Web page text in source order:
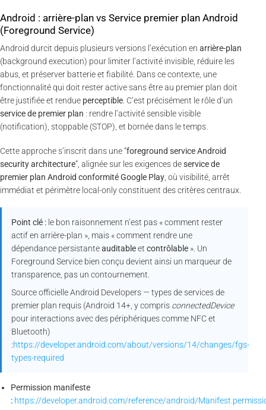
Android : arrière-plan vs Service premier plan Android
(Foreground Service)
Android durcit depuis plusieurs versions l’exécution en arrière-plan
(background execution) pour limiter l’activité invisible, réduire les
abus, et préserver batterie et fiabilité. Dans ce contexte, une
fonctionnalité qui doit rester active sans être au premier plan doit
être justifiée et rendue perceptible. C’est précisément le rôle d’un
service de premier plan : rendre l’activité sensible visible
(notification), stoppable (STOP), et bornée dans le temps.
Cette approche s’inscrit dans une “foreground service Android
security architecture”, alignée sur les exigences deservice de
premier plan Android conformité Google Play , où visibilité, arrêt
immédiat et périmètre local-only constituent des critères centraux.
Point clé : le bon raisonnement n’est pas « comment rester
actif en arrière-plan », mais « comment rendre une
dépendance persistanteauditableet contrôlable ». Un
Foreground Service bien conçu devient ainsi un marqueur de
transparence, pas un contournement.
Source officielle Android Developers — types de services de
premier plan requis (Android 14+, y compris connectedDevice
pour interactions avec des périphériques comme NFC et
Bluetooth)
:https://developer.android.com/about/versions/14/changes/fgs-
types-required
Permission manifeste
: https://developer.android.com/reference/android/